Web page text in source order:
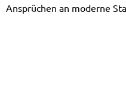
Ansprüchen an moderne